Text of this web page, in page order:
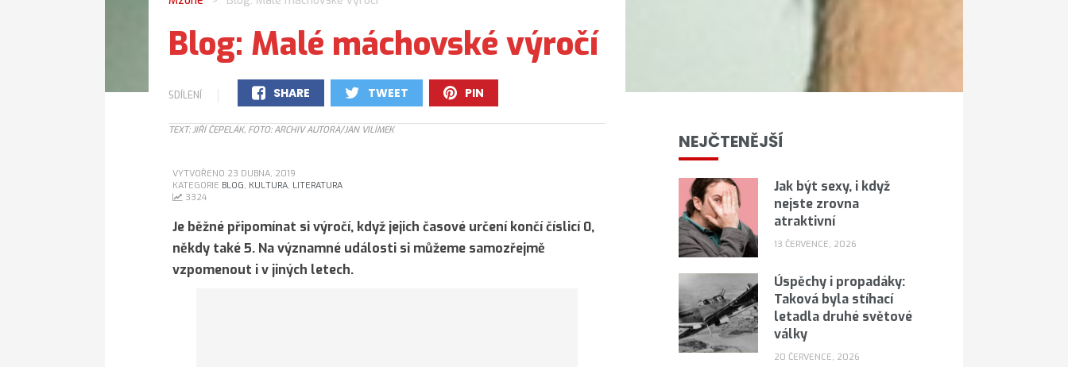
Blog: Malé máchovské výročí
SDÍLENÍ
SHARE
0
TWEET
0
PIN
0
TEXT: JIŘÍ ČEPELÁK, FOTO: ARCHIV AUTORA/JAN VILÍMEK
VYTVOŘENO 23 DUBNA, 2019
KATEGORIE BLOG, KULTURA, LITERATURA
3324
Je běžné připomínat si výročí, když jejich časové určení končí číslicí 0,
někdy také 5. Na významné události si můžeme samozřejmě
vzpomenout i v jiných letech.
NEJČTENĚJŠÍ
Jak být sexy, i když
nejste zrovna
atraktivní
13 ČERVENCE, 2026
Úspěchy i propadáky:
Taková byla stíhací
letadla druhé světové
války
20 ČERVENCE, 2026